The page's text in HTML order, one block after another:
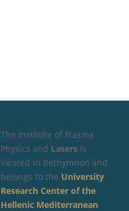
The Institute of Plasma
Physics and Lasers is
located in Rethymnon and
belongs to the University
Research Center of the
Hellenic Mediterranean